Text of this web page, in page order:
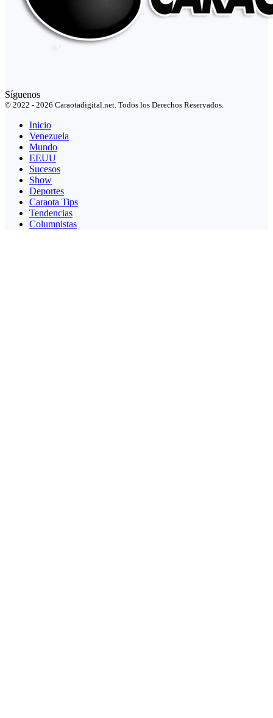
Síguenos
© 2022 - 2026 Caraotadigital.net. Todos los Derechos Reservados.
Inicio
Venezuela
Mundo
EEUU
Sucesos
Show
Deportes
Caraota Tips
Tendencias
Columnistas